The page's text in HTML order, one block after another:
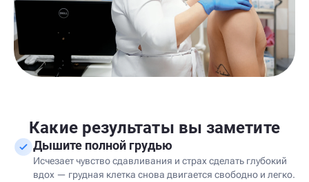
Какие результаты вы заметите
Дышите полной грудью
Исчезает чувство сдавливания и страх сделать глубокий
вдох — грудная клетка снова двигается свободно и легко.